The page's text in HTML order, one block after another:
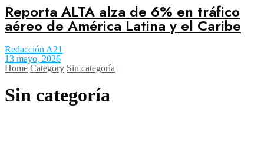
Aerolíneas
Aeronáutica
Reporta ALTA alza de 6% en tráfico
aéreo de América Latina y el Caribe
Redacción A21
13 mayo, 2026
Home Category Sin categoría
Sin categoría